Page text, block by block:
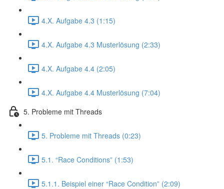
4.X. Aufgabe 4.3 (1:15)
4.X. Aufgabe 4.3 Musterlösung (2:33)
4.X. Aufgabe 4.4 (2:05)
4.X. Aufgabe 4.4 Musterlösung (7:04)
5. Probleme mit Threads
5. Probleme mit Threads (0:23)
5.1. “Race Conditions” (1:53)
5.1.1. Beispiel einer “Race Condition” (2:09)